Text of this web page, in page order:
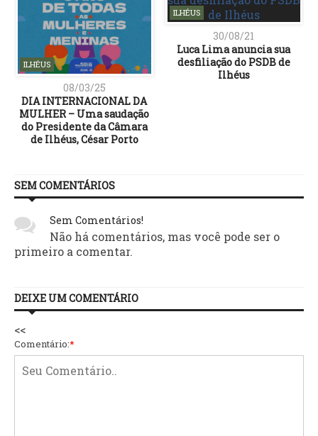
ILHÉUS
08/03/25
DIA INTERNACIONAL DA
MULHER – Uma saudação
do Presidente da Câmara
de Ilhéus, César Porto
ILHÉUS
30/08/21
Luca Lima anuncia sua
desfiliação do PSDB de
Ilhéus
SEM COMENTÁRIOS
Sem Comentários!
Não há comentários, mas você pode ser o
primeiro a comentar.
DEIXE UM COMENTÁRIO
<<
Comentário:*